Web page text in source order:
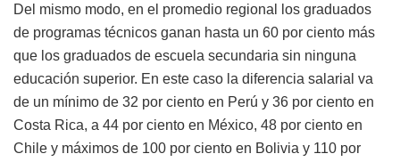
Del mismo modo, en el promedio regional los graduados
de programas técnicos ganan hasta un 60 por ciento más
que los graduados de escuela secundaria sin ninguna
educación superior. En este caso la diferencia salarial va
de un mínimo de 32 por ciento en Perú y 36 por ciento en
Costa Rica, a 44 por ciento en México, 48 por ciento en
Chile y máximos de 100 por ciento en Bolivia y 110 por